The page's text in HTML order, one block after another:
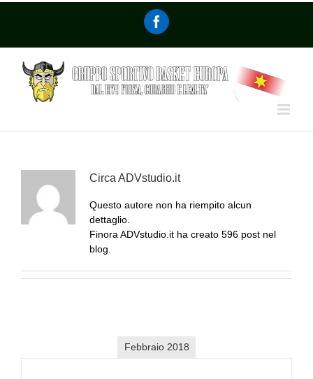
Circa ADVstudio.it
Questo autore non ha riempito alcun
dettaglio.
Finora ADVstudio.it ha creato 596 post nel
blog.
Febbraio 2018